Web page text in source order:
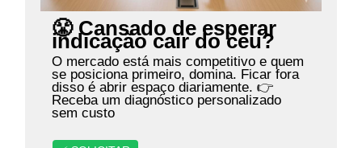
😤 Cansado de esperar
indicação cair do céu?
O mercado está mais competitivo e quem
se posiciona primeiro, domina. Ficar fora
disso é abrir espaço diariamente. 👉
Receba um diagnóstico personalizado
sem custo